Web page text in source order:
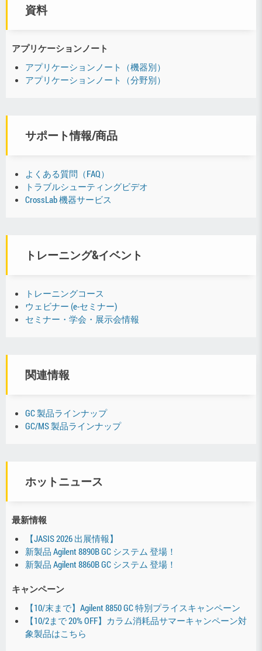
資料
アプリケーションノート
アプリケーションノート（機器別）
アプリケーションノート（分野別）
サポート情報/商品
よくある質問（FAQ）
トラブルシューティングビデオ
CrossLab 機器サービス
トレーニング&イベント
トレーニングコース
ウェビナー (e-セミナー)
セミナー・学会・展示会情報
関連情報
GC 製品ラインナップ
GC/MS 製品ラインナップ
ホットニュース
最新情報
【JASIS 2026 出展情報】
新製品 Agilent 8890B GC システム 登場！
新製品 Agilent 8860B GC システム 登場！
キャンペーン
【10/末まで】Agilent 8850 GC 特別プライスキャンペーン
【10/2まで 20% OFF】カラム消耗品サマーキャンペーン対
象製品はこちら